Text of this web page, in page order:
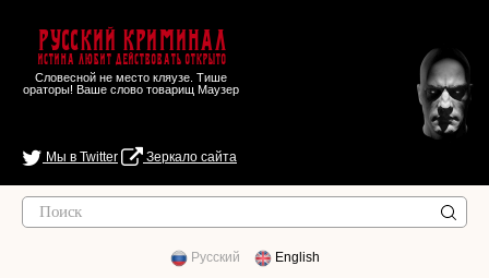
Русский Криминал
Истина любит действовать открыто
Словесной не место кляузе. Тише
ораторы! Ваше слово товарищ Маузер
Мы в Twitter Зеркало сайта
Русский English